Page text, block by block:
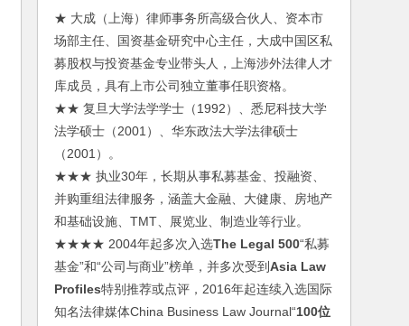
★ 大成（上海）律师事务所高级合伙人、资本市
场部主任、国资基金研究中心主任，大成中国区私
募股权与投资基金专业带头人，上海涉外法律人才
库成员，具有上市公司独立董事任职资格。
★★ 复旦大学法学学士（1992）、悉尼科技大学
法学硕士（2001）、华东政法大学法律硕士
（2001）。
★★★ 执业30年，长期从事私募基金、投融资、
并购重组法律服务，涵盖大金融、大健康、房地产
和基础设施、TMT、展览业、制造业等行业。
★★★★ 2004年起多次入选The Legal 500“私募
基金”和“公司与商业”榜单，并多次受到Asia Law
Profiles特别推荐或点评，2016年起连续入选国际
知名法律媒体China Business Law Journal“100位